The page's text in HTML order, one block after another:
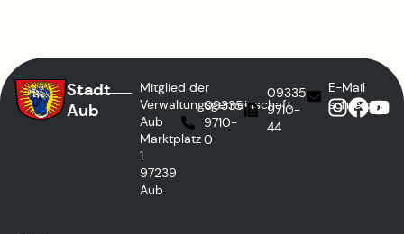
Stadt
Aub
Mitglied der
Verwaltungsgemeinschaft
Aub
Marktplatz
1
97239
Aub
09335
9710-
0
09335
9710-
44
E-Mail
schreiben